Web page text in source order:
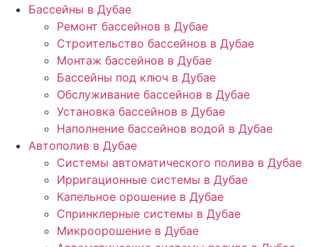
Бассейны в Дубае
Ремонт бассейнов в Дубае
Строительство бассейнов в Дубае
Монтаж бассейнов в Дубае
Бассейны под ключ в Дубае
Обслуживание бассейнов в Дубае
Установка бассейнов в Дубае
Наполнение бассейнов водой в Дубае
Автополив в Дубае
Системы автоматического полива в Дубае
Ирригационные системы в Дубае
Капельное орошение в Дубае
Спринклерные системы в Дубае
Микроорошение в Дубае